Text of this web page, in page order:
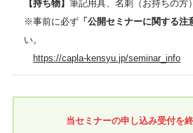
【持ち物】筆記用具、名刺（お持ちの方）
※事前に必ず 「公開セミナーに関する注
い。
https://capla-kensyu.jp/seminar_info
当セミナーの申し込み受付を終